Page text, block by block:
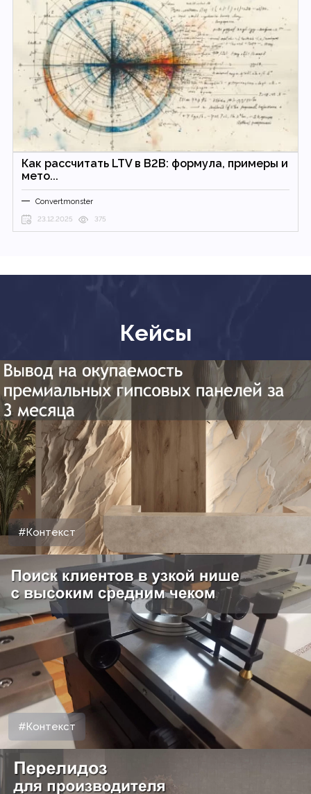
Как рассчитать LTV в B2B: формула, примеры и
мето...
Convertmonster
23.12.2025 375
Кейсы
#Контекст
#Контекст